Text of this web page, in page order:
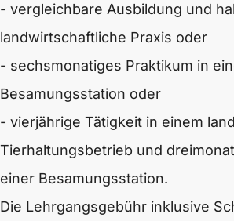
- vergleichbare Ausbildung und
landwirtschaftliche Praxis oder
- sechsmonatiges Praktikum in
Besamungsstation oder
- vierjährige Tätigkeit in einem
Tierhaltungsbetrieb und
einer Besamungsstation.
Die Lehrgangsgebühr inklusive